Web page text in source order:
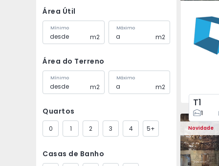
Área Útil
Mínimo
m2
Máximo
m2
Área do Terreno
Mínimo
m2
Máximo
m2
Quartos
0 1 2 3 4 5+
Casas de Banho
Águas
T1
1
Novidade
Moradia